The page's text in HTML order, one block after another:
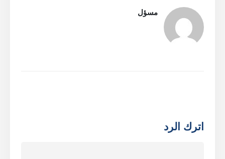
مسؤل
اترك الرد